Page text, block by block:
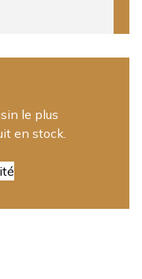
le plus
en stock.